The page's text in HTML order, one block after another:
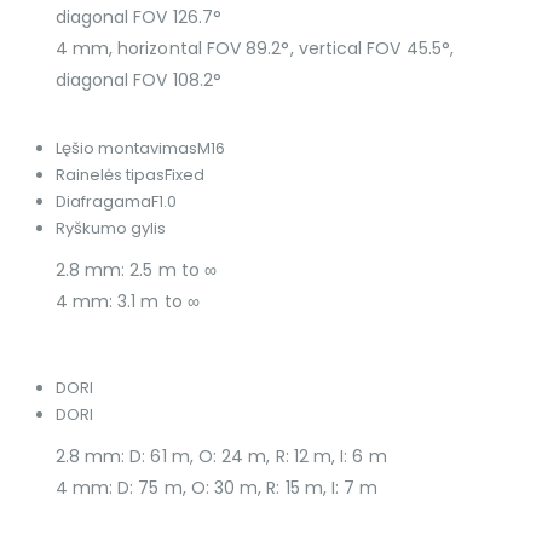
diagonal FOV 126.7°
4 mm, horizontal FOV 89.2°, vertical FOV 45.5°,
diagonal FOV 108.2°
Lęšio montavimasM16
Rainelės tipasFixed
DiafragamaF1.0
Ryškumo gylis
2.8 mm: 2.5 m to ∞
4 mm: 3.1 m to ∞
DORI
DORI
2.8 mm: D: 61 m, O: 24 m, R: 12 m, I: 6 m
4 mm: D: 75 m, O: 30 m, R: 15 m, I: 7 m